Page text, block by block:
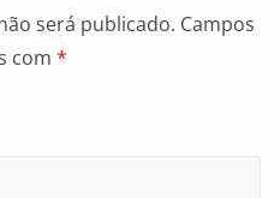
será publicado. Campos
com *